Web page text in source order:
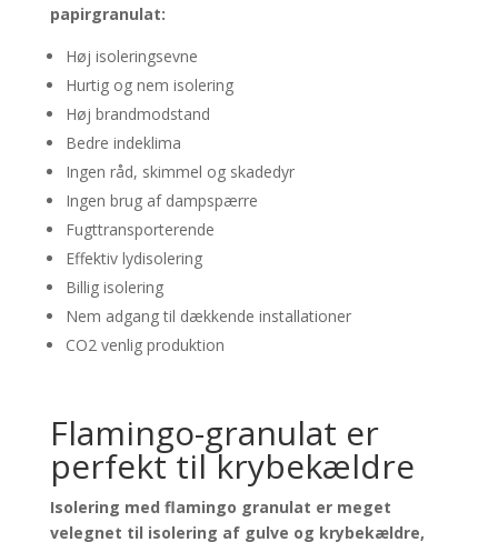
papirgranulat:
Høj isoleringsevne
Hurtig og nem isolering
Høj brandmodstand
Bedre indeklima
Ingen råd, skimmel og skadedyr
Ingen brug af dampspærre
Fugttransporterende
Effektiv lydisolering
Billig isolering
Nem adgang til dækkende installationer
CO2 venlig produktion
Flamingo-granulat er
perfekt til krybekældre
Isolering med flamingo granulat er meget
velegnet til isolering af gulve og krybekældre,